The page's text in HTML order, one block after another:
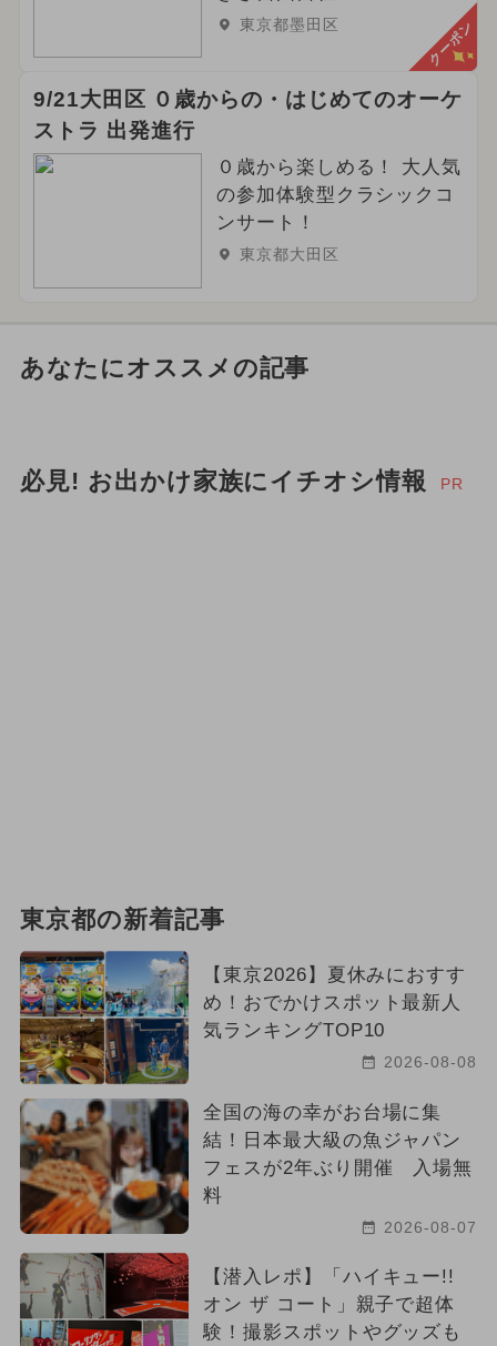
東京都墨田区 クーポン
9/21大田区 ０歳からの・はじめてのオーケ
ストラ 出発進行
０歳から楽しめる！ 大人気
の参加体験型クラシックコ
ンサート！
東京都大田区
あなたにオススメの記事
必見! お出かけ家族にイチオシ情報 PR
東京都の新着記事
【東京2026】夏休みにおすす
め！おでかけスポット最新人
気ランキングTOP10
2026-08-08
全国の海の幸がお台場に集
結！日本最大級の魚ジャパン
フェスが2年ぶり開催 入場無
料
2026-08-07
【潜入レポ】「ハイキュー!!
オン ザ コート」親子で超体
験！撮影スポットやグッズも